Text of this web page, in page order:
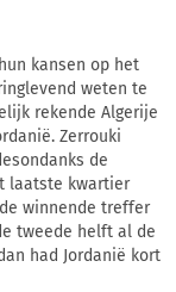
kansen op het
weten te
rekende Algerije
Zerrouki
de
laatste kwartier
winnende treffer
tweede helft al de
had Jordanië kort